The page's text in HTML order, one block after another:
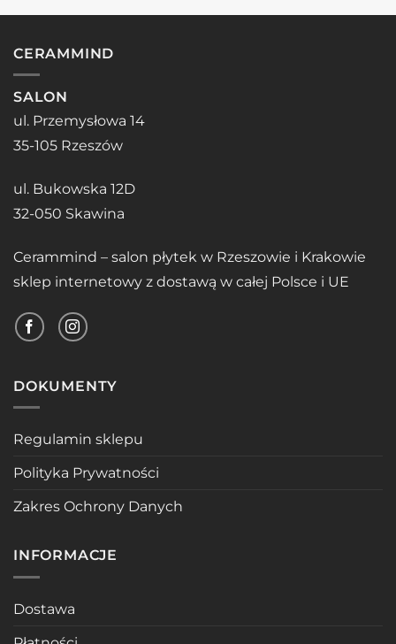
CERAMMIND
SALON
ul. Przemysłowa 14
35-105 Rzeszów
ul. Bukowska 12D
32-050 Skawina
Cerammind – salon płytek w Rzeszowie i Krakowie
sklep internetowy z dostawą w całej Polsce i UE
DOKUMENTY
Regulamin sklepu
Polityka Prywatności
Zakres Ochrony Danych
INFORMACJE
Dostawa